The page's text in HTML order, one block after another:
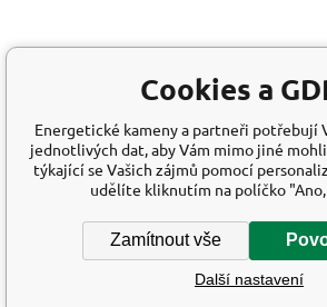
Cookies a
Energetické kameny a partneři potřebují
jednotlivých dat, aby Vám mimo jiné
týkající se Vašich zájmů pomocí
udělíte kliknutím na políčko "Ano,
Zamítnout vše
Další nastavení